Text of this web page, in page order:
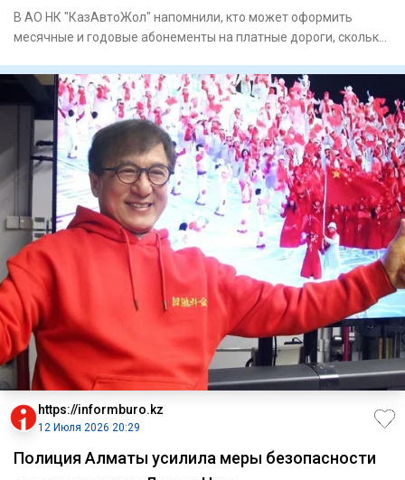
В АО НК "КазАвтоЖол" напомнили, кто может оформить
месячные и годовые абонементы на платные дороги, сколько
https://informburo.kz
12 Июля 2026 20:29
Полиция Алматы усилила меры безопасности